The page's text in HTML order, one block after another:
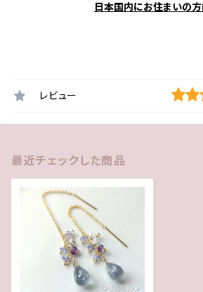
日本国内にお住まいの
レビュー
最近チェックした商品